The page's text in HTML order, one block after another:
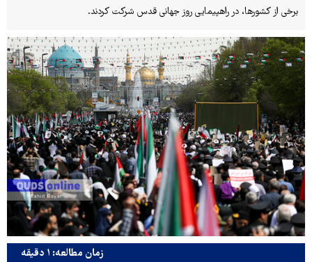
برخی از کشورها، در راهپیمایی روز جهانی قدس شرکت کردند.
زمان مطالعه: ۱ دقیقه